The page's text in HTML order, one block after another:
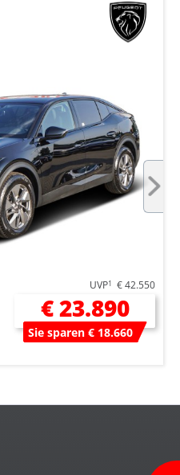
UVP1 € 42.550
€ 23.890
Sie sparen € 18.660